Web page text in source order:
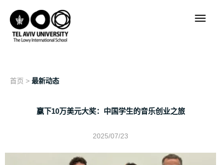
首页 > 最新动态
赢下10万美元大奖：中国学生的音乐创业之旅
2025/07/23